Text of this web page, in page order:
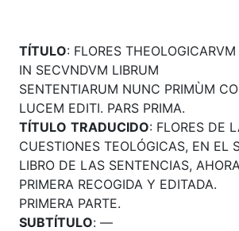
TÍTULO: FLORES
IN SECVNDVM LIBRUM
SENTENTIARUM NUNC PRIMÙM
LUCEM EDITI. PARS PRIMA.
TÍTULO TRADUCIDO: FLORES DE
CUESTIONES TEOLÓGICAS, EN EL
LIBRO DE LAS SENTENCIAS,
PRIMERA RECOGIDA Y EDITADA.
PRIMERA PARTE.
SUBTÍTULO: —